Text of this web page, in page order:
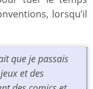
lorsqu’il
que je passais
et des